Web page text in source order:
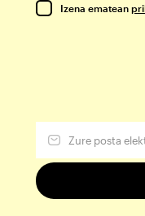
Izena ematean